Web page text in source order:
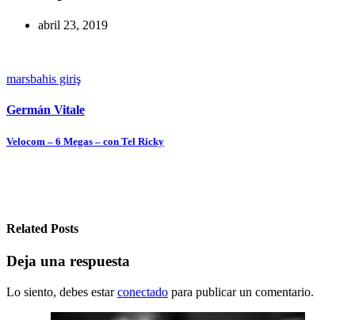
abril 23, 2019
marsbahis giriş
Germán Vitale
Navegación
Velocom – 6 Megas – con Tel Ricky
Related Posts
Deja una respuesta
Lo siento, debes estarconectado para publicar un comentario.